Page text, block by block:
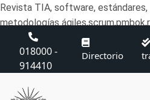
Revista TIA, software,
metodologías
018000 -
914410
Directorio